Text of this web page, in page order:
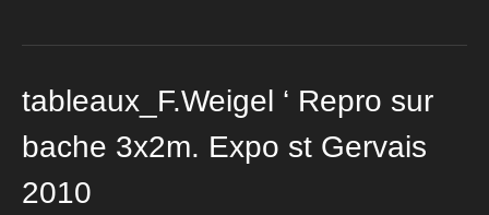
tableaux_F.Weigel ‘ Repro sur
bache 3x2m. Expo st Gervais
2010